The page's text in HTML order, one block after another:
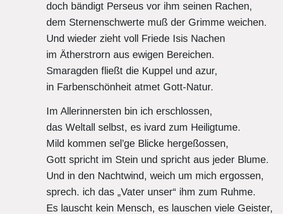
doch bändigt Perseus vor ihm seinen Rachen,
dem Sternenschwerte muß der Grimme weichen.
Und wieder zieht voll Friede Isis Nachen
im Ätherstrorn aus ewigen Bereichen.
Smaragden fließt die Kuppel und azur,
in Farbenschönheit atmet Gott-Natur.
Im Allerinnersten bin ich erschlossen,
das Weltall selbst, es ivard zum Heiligtume.
Mild kommen sel’ge Blicke hergeßossen,
Gott spricht im Stein und spricht aus jeder Blume.
Und in den Nachtwind, weich um mich ergossen,
sprech. ich das „Vater unser“ ihm zum Ruhme.
Es lauscht kein Mensch, es lauschen viele Geister,